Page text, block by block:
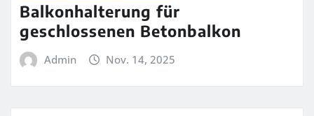
Balkonhalterung für
geschlossenen Betonbalkon
Admin Nov. 14, 2025